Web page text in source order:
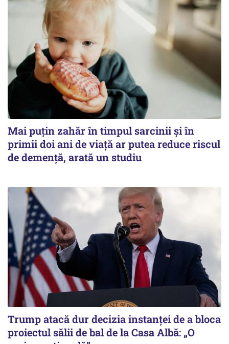
Mai puțin zahăr în timpul sarcinii și în
primii doi ani de viață ar putea reduce riscul
de demență, arată un studiu
Trump atacă dur decizia instanţei de a bloca
proiectul sălii de bal de la Casa Albă: „O